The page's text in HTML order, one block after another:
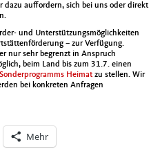
dazu auffordern, sich bei uns oder direkt
und Unterstützungsmöglichkeiten
– zur Verfügung.
nur sehr begrenzt in Anspruch
beim Land bis zum 31.7. einen
Sonderprogramms Heimat zu stellen. Wir
bei konkreten Anfragen
Mehr